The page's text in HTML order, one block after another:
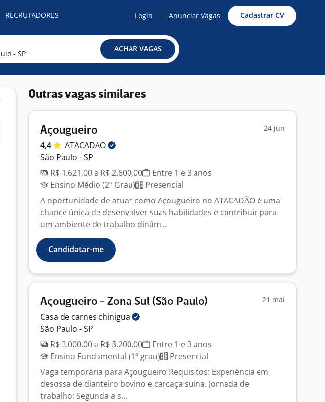
RECRUTADORES Login Anunciar Vagas Cadastrar CV
ACHAR VAGAS
Outras vagas similares
Açougueiro 24 jun
4,4
ATACADAO
São Paulo - SP
R$ 1.621,00 a R$ 2.600,00
Entre 1 e 3 anos
Ensino Médio (2º Grau)
Presencial
A oportunidade de atuar como Açougueiro no ATACADÃO é uma
chance única de desenvolver suas habilidades e contribuir para
um ambiente de trabalho dinâm...
Candidatar-me
Açougueiro - Zona Sul (São Paulo) 21 mai
Casa de carnes chinigua
São Paulo - SP
R$ 3.000,00 a R$ 3.200,00
Entre 1 e 3 anos
Ensino Fundamental (1º grau)
Presencial
Vaga temporária para Açougueiro Requisitos: Experiência em
desossa de dianteiro bovino e carcaça suína. Jornada de
trabalho: Segunda a s...